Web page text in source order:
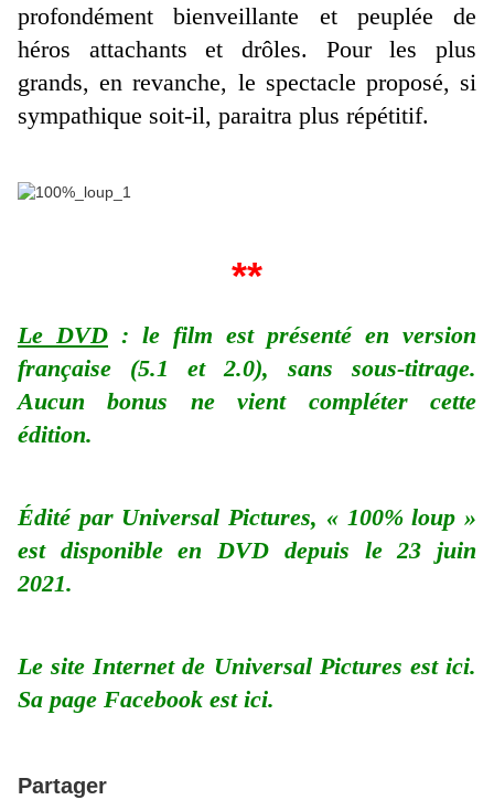
profondément bienveillante et peuplée de
héros attachants et drôles. Pour les plus
grands, en revanche, le spectacle proposé, si
sympathique soit-il, paraitra plus répétitif.
**
Le DVD : le film est présenté en version
française (5.1 et 2.0), sans sous-titrage.
Aucun bonus ne vient compléter cette
édition.
Édité par Universal Pictures, « 100% loup »
est disponible en DVD depuis le 23 juin
2021.
Le site Internet de Universal Pictures est ici.
Sa page Facebook est ici.
Partager